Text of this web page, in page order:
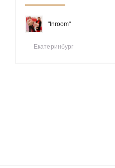
"Inroom"
Екатеринбург